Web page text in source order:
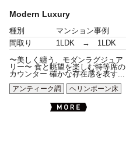
Modern Luxury
種別
マンション事例
間取り
1LDK → 1LDK
〜美しく纏う、モダンラグジュア
リー〜 食と眺望を楽しむ特等席の
カウンター 確かな存在感を表す...
アンティーク調
ヘリンボーン床